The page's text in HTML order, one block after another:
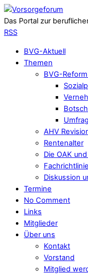
Das Portal zur
RSS
BVG-Aktuell
Themen
BVG-Reform
AHV
Rentenalter
Die OAK
Diskussion
Termine
No Comment
Links
Mitglieder
Über uns
Kontakt
Vorstand
Mitglied